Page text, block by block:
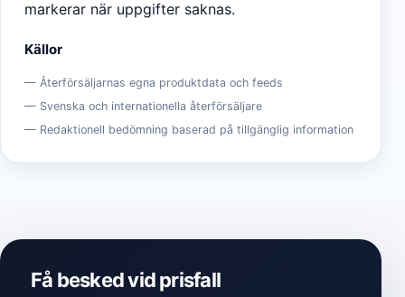
markerar när uppgifter saknas.
Källor
Återförsäljarnas egna produktdata och feeds
Svenska och internationella återförsäljare
Redaktionell bedömning baserad på tillgänglig information
Få besked vid prisfall